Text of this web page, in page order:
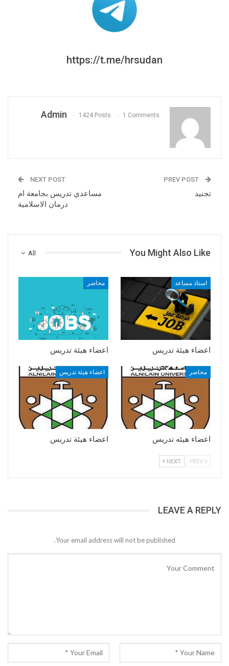
https://t.me/hrsudan
Admin 1424 Posts 1 Comments
تجنيد
NEXT POST
مساعدي تدريس بجامعة ام
درمان الاسلامية
All You Might Also Like
استاذ مساعد
اعضاء هيئة تدريس
محاضر
اعضاء هيئة تدريس
محاضر
اعضاء هيئه تدريس
اعضاء هيئة تدريس
اعضاء هيئة تدريس
NEXT
LEAVE A REPLY
Your email address will not be published.